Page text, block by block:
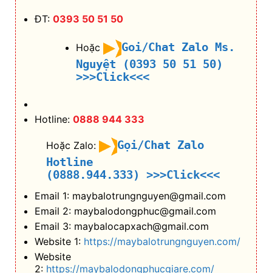
ĐT: 0393 50 51 50
Hoặc
Goi/Chat Zalo Ms.
Nguyệt (0393 50 51 50)
>>>Click<<<
Hotline: 0888 944 333
Hoặc Zalo:
Gọi/Chat Zalo
Hotline
(0888.944.333)
>>>Click<<<
Email 1: maybalotrungnguyen@gmail.com
Email 2: maybalodongphuc@gmail.com
Email 3: maybalocapxach@gmail.com
Website 1: https://maybalotrungnguyen.com/
Website
2: https://maybalodongphucgiare.com/